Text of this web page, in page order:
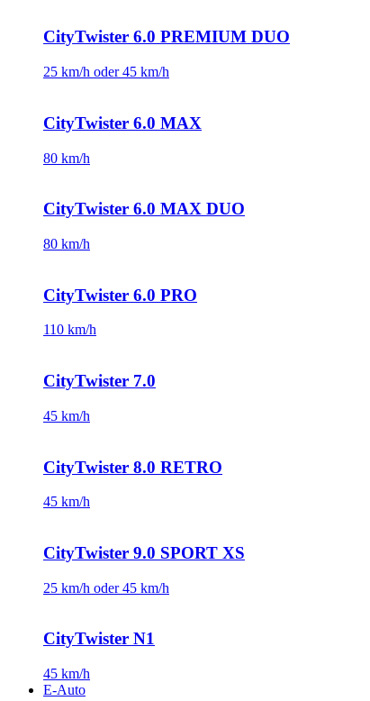
CityTwister 6.0 PREMIUM DUO
25 km/h oder 45 km/h
CityTwister 6.0 MAX
80 km/h
CityTwister 6.0 MAX DUO
80 km/h
CityTwister 6.0 PRO
110 km/h
CityTwister 7.0
45 km/h
CityTwister 8.0 RETRO
45 km/h
CityTwister 9.0 SPORT XS
25 km/h oder 45 km/h
CityTwister N1
45 km/h
E-Auto